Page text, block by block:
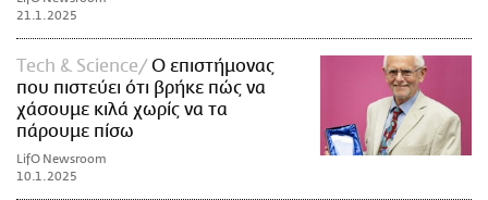
21.1.2025
Τech & Science
Ο επιστήμονας
που πιστεύει ότι βρήκε πώς να
χάσουμε κιλά χωρίς να τα
πάρουμε πίσω
LifO Newsroom
10.1.2025